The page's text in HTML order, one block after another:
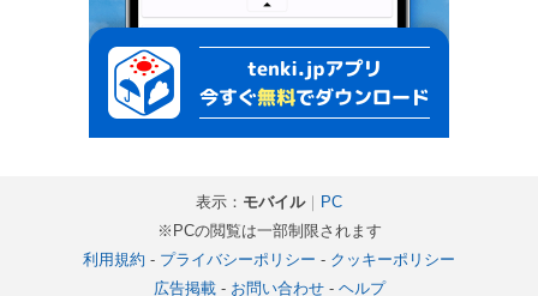
表示： モバイル｜
PC
※PCの閲覧は一部制限されます
利用規約 - プライバシーポリシー - クッキーポリシー
広告掲載- お問い合わせ- ヘルプ